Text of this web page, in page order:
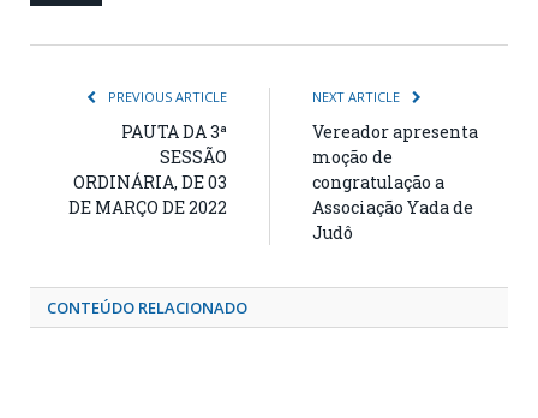
PREVIOUS ARTICLE
PAUTA DA 3ª
SESSÃO
ORDINÁRIA, DE 03
DE MARÇO DE 2022
NEXT ARTICLE
Vereador apresenta
moção de
congratulação a
Associação Yada de
Judô
CONTEÚDO RELACIONADO